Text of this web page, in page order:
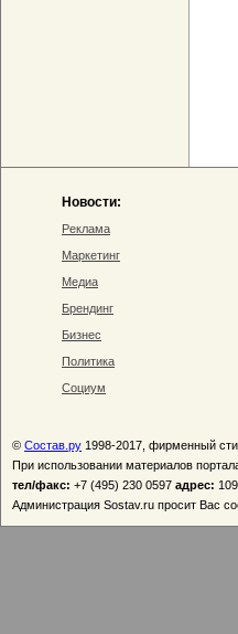
Новости:
Реклама
Маркетинг
Медиа
Брендинг
Бизнес
Политика
Социум
© Состав.ру 1998-2017, фирменный
При использовании материалов
тел/факс: +7 (495) 230 0597 адрес:
Администрация Sostav.ru просит Вас